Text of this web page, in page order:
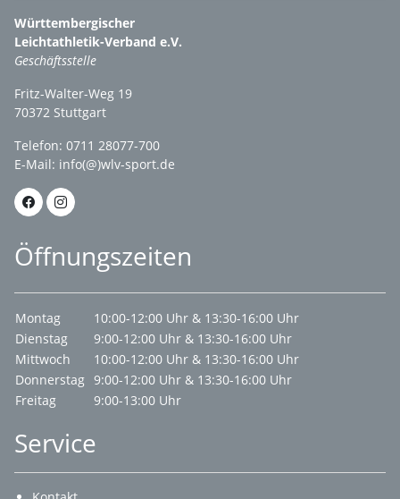
Württembergischer
Leichtathletik-Verband e.V.
Geschäftsstelle
Fritz-Walter-Weg 19
70372 Stuttgart
Telefon: 0711 28077-700
E-Mail: info(@)wlv-sport.de
Öffnungszeiten
Montag
10:00-12:00 Uhr & 13:30-16:00 Uhr
Dienstag
9:00-12:00 Uhr & 13:30-16:00 Uhr
Mittwoch
10:00-12:00 Uhr & 13:30-16:00 Uhr
Donnerstag 9:00-12:00 Uhr & 13:30-16:00 Uhr
Freitag
9:00-13:00 Uhr
Service